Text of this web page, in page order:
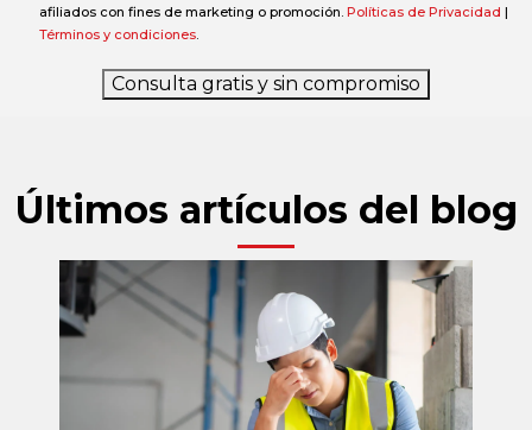
afiliados con fines de marketing o promoción. Políticas de Privacidad |
Términos y condiciones.
Consulta gratis y sin compromiso
Últimos artículos del blog